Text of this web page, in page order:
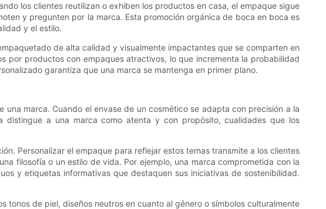
los clientes reutilizan o exhiben los productos en casa, el empaque sigue
y pregunten por la marca. Esta promoción orgánica de boca en boca es
y el estilo.
de alta calidad y visualmente impactantes que se comparten en
por productos con empaques atractivos, lo que incrementa la probabilidad
garantiza que una marca se mantenga en primer plano.
marca. Cuando el envase de un cosmético se adapta con precisión a la
distingue a una marca como atenta y con propósito, cualidades que los
Personalizar el empaque para reflejar estos temas transmite a los clientes
filosofía o un estilo de vida. Por ejemplo, una marca comprometida con la
y etiquetas informativas que destaquen sus iniciativas de sostenibilidad.
de piel, diseños neutros en cuanto al género o símbolos culturalmente